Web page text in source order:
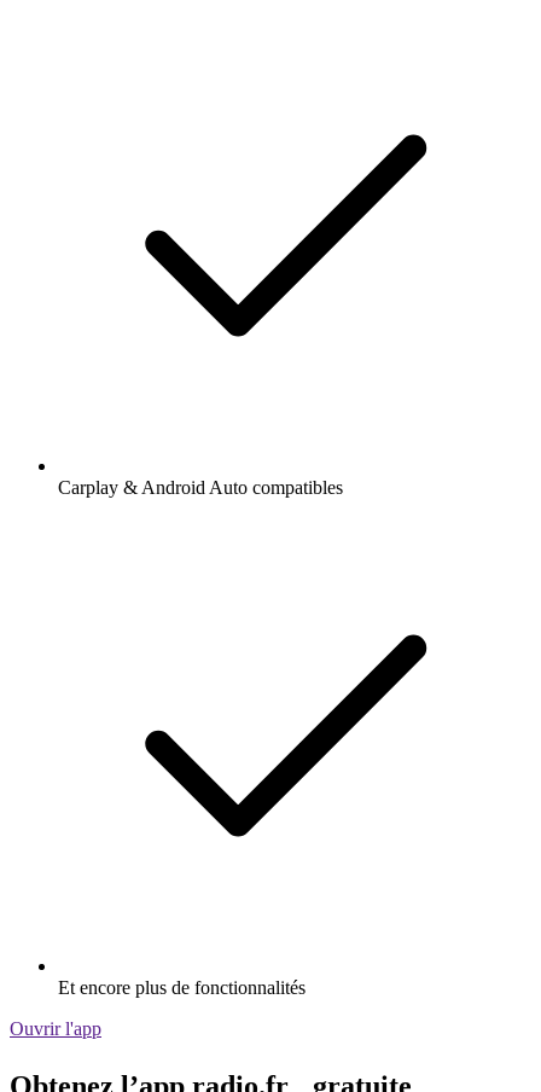
Carplay & Android Auto compatibles
Et encore plus de fonctionnalités
Ouvrir l'app